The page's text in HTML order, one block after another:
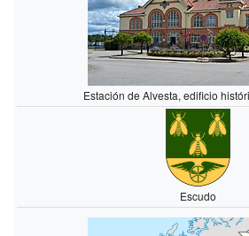
Estación de Alvesta, edificio
Escudo